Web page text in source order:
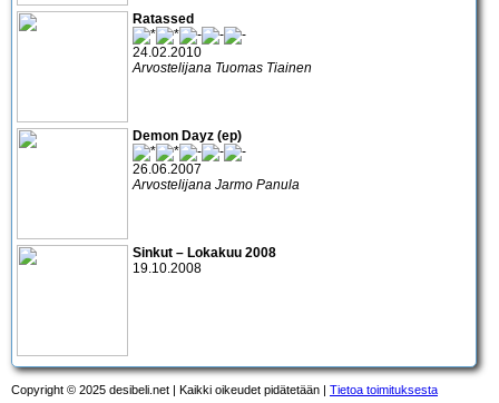
Ratassed
24.02.2010
Arvostelijana Tuomas Tiainen
Demon Dayz (ep)
26.06.2007
Arvostelijana Jarmo Panula
Sinkut – Lokakuu 2008
19.10.2008
Copyright © 2025 desibeli.net | Kaikki oikeudet pidätetään | Tietoa toimituksesta